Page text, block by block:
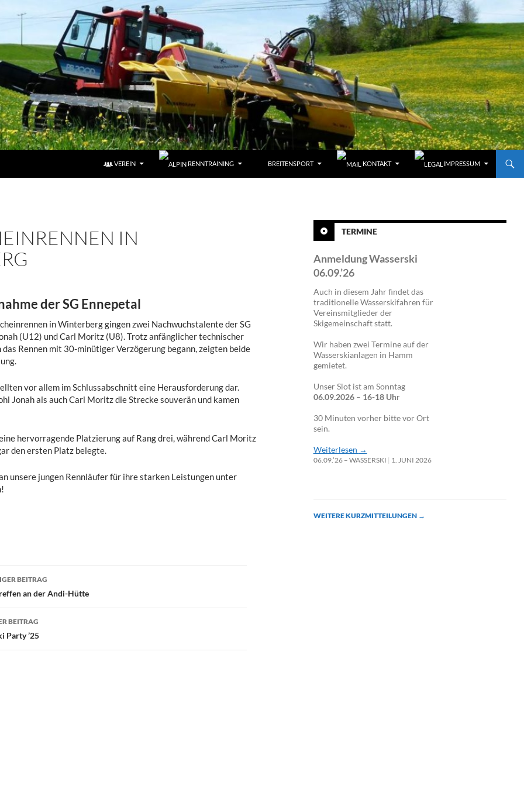
VEREIN RENNTRAINING BREITENSPORT KONTAKT IMPRESSUM
IN
der SG Ennepetal
in Winterberg gingen zwei Nachwuchstalente der SG
(U12) und Carl Moritz (U8). Trotz anfänglicher technischer
Rennen mit 30-minütiger Verzögerung begann, zeigten beide
vor allem im Schlussabschnitt eine Herausforderung dar.
Jonah als auch Carl Moritz die Strecke souverän und kamen
hervorragende Platzierung auf Rang drei, während Carl Moritz
den ersten Platz belegte.
unsere jungen Rennläufer für ihre starken Leistungen unter
BEITRAG
an der Andi-Hütte
BEITRAG
Party ’25
TERMINE
Anmeldung Wasserski
06.09.’26
Auch in diesem Jahr findet das
traditionelle Wasserskifahren für
Vereinsmitglieder der
Skigemeinschaft statt.
Wir haben zwei Termine auf der
Wasserskianlagen in Hamm
gemietet.
Unser Slot ist am Sonntag
06.09.2026– 16-18 Uhr
30 Minuten vorher bitte vor Ort
sein.
Weiterlesen →
06.09.’26 – WASSERSKI 1. JUNI 2026
WEITERE KURZMITTEILUNGEN →